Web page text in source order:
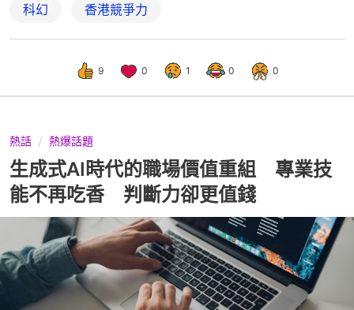
科幻 香港競爭力
9 0 1 0 0
熱話 熱爆話題
生成式AI時代的職場價值重組 專業技
能不再吃香 判斷力卻更值錢